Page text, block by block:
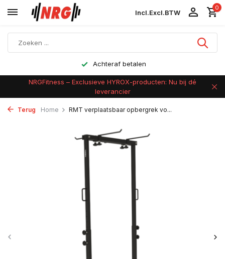
Incl.Excl.BTW
0
Achteraf betalen
NRGFitness – Exclusieve HYROX-producten: Nu bij dé
leverancier
Terug Home RMT verplaatsbaar opbergrek vo...